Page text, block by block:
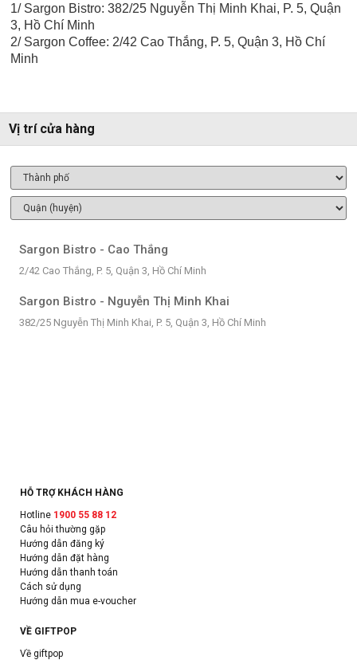
1/ Sargon Bistro: 382/25 Nguyễn Thị Minh Khai, P. 5, Quận
3, Hồ Chí Minh
2/ Sargon Coffee: 2/42 Cao Thắng, P. 5, Quận 3, Hồ Chí
Minh
Vị trí cửa hàng
Sargon Bistro - Cao Thắng
2/42 Cao Thắng, P. 5, Quận 3, Hồ Chí Minh
Sargon Bistro - Nguyễn Thị Minh Khai
382/25 Nguyễn Thị Minh Khai, P. 5, Quận 3, Hồ Chí Minh
HỖ TRỢ KHÁCH HÀNG
Hotline 1900 55 88 12
Câu hỏi thường gặp
Hướng dẫn đăng ký
Hướng dẫn đặt hàng
Hướng dẫn thanh toán
Cách sử dụng
Hướng dẫn mua e-voucher
VỀ GIFTPOP
Về giftpop